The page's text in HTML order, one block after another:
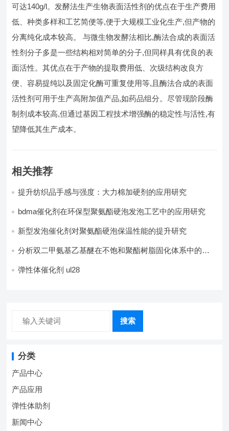
可达140g/l。发酵法生产生物表面活性剂的优点在于生产费用
低、种类多样和工艺简便等,便于大规模工业化生产,但产物的
分离纯化成本较高。 与微生物发酵法相比,酶法合成的表面活
性剂分子多是一些结构相对简单的分子,但同样具有优良的表
面活性。其优点在于产物的提取费用低、次级结构改良方
便、容易提纯以及固定化酶可重复使用等,且酶法合成的表面
活性剂可用于生产高附加值产品,如药品组分。尽管现阶段酶
制剂成本较高,但通过基因工程技术增强酶的稳定性与活性,有
望降低其生产成本。
相关推荐
提升纺织品手感与强度：大力棉加硬剂的应用研究​
bdma催化剂在环保型聚氨酯硬泡发泡工艺中的应用研究
新型发泡催化剂对聚氨酯硬泡保温性能的提升研究
分析双二甲氨基乙基醚在不饱和聚酯树脂固化体系中的协
弹性体催化剂 ul28
搜索
分类
产品中心
产品应用
弹性体助剂
新闻中心